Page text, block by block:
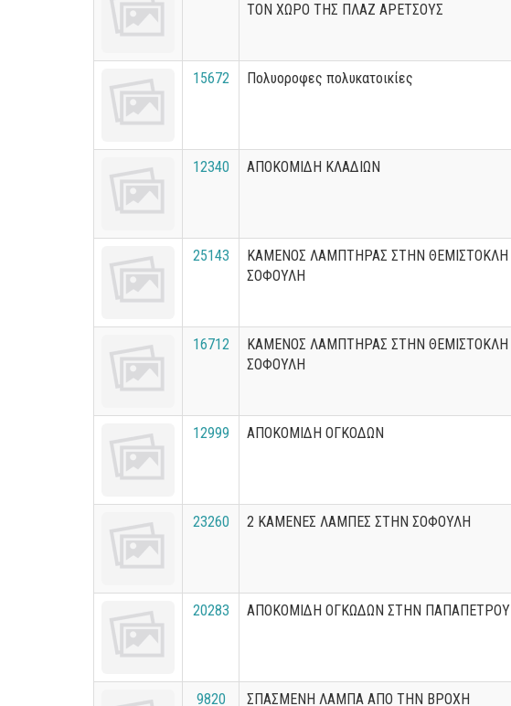
ΤΟΝ ΧΩΡΟ ΤΗΣ ΠΛΑΖ ΑΡΕΤΣΟΥΣ
15672 Πολυοροφες πολυκατοικίες
12340 ΑΠΟΚΟΜΙΔΗ ΚΛΑΔΙΩΝ
25143
ΚΑΜΕΝΟΣ ΛΑΜΠΤΗΡΑΣ ΣΤΗΝ ΘΕΜΙΣΤΟΚΛΗ
ΣΟΦΟΥΛΗ
16712
ΚΑΜΕΝΟΣ ΛΑΜΠΤΗΡΑΣ ΣΤΗΝ ΘΕΜΙΣΤΟΚΛΗ
ΣΟΦΟΥΛΗ
12999 ΑΠΟΚΟΜΙΔΗ ΟΓΚΟΔΩΝ
23260 2 ΚΑΜΕΝΕΣ ΛΑΜΠΕΣ ΣΤΗΝ ΣΟΦΟΥΛΗ
20283 ΑΠΟΚΟΜΙΔΗ ΟΓΚΩΔΩΝ ΣΤΗΝ ΠΑΠΑΠΕΤΡΟΥ
9820 ΣΠΑΣΜΕΝΗ ΛΑΜΠΑ ΑΠΟ ΤΗΝ ΒΡΟΧΗ